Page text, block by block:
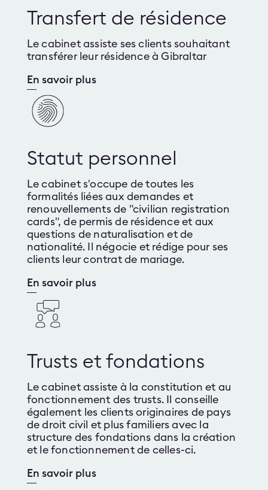
Transfert de résidence
Le cabinet assiste ses clients souhaitant
transférer leur résidence à Gibraltar
En savoir plus
Statut personnel
Le cabinet s'occupe de toutes les
formalités liées aux demandes et
renouvellements de "civilian registration
cards", de permis de résidence et aux
questions de naturalisation et de
nationalité. Il négocie et rédige pour ses
clients leur contrat de mariage.
En savoir plus
Trusts et fondations
Le cabinet assiste à la constitution et au
fonctionnement des trusts. Il conseille
également les clients originaires de pays
de droit civil et plus familiers avec la
structure des fondations dans la création
et le fonctionnement de celles-ci.
En savoir plus